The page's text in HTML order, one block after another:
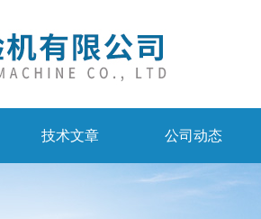
技术文章 公司动态